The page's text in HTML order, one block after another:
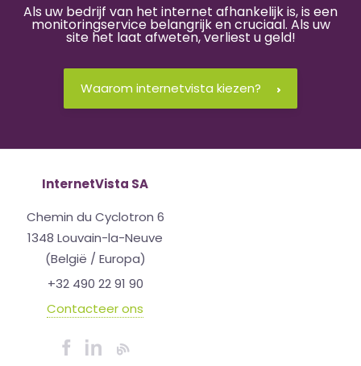
Als uw bedrijf van het internet afhankelijk is, is een
monitoringservice belangrijk en cruciaal. Als uw
site het laat afweten, verliest u geld!
Waarom internetvista kiezen?
InternetVista SA
Chemin du Cyclotron 6
1348 Louvain-la-Neuve
(België / Europa)
+32 490 22 91 90
Contacteer ons